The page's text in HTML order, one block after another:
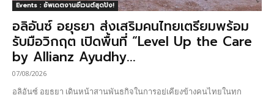
Events : อัพเดตงานอีเวนต์สุดปัง!
อลิอันซ์ อยุธยา ส่งเสริมคนไทยเตรียมพร้อม
รับมือวิกฤต เปิดพื้นที่ “Level Up the Care
by Allianz Ayudhy...
07/08/2026
อลิอันซ์ อยุธยา เดินหน้าสานพันธกิจในการอยู่เคียงข้างคนไทยในทุก